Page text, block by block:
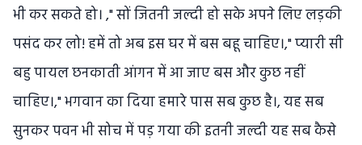
भी कर सकते हो। ," सों जितनी जल्दी हो सके अपने लिए लड़की
पसंद कर लो! हमें तो अब इस घर में बस बहू चाहिए।," प्यारी सी
बहु पायल छनकाती आंगन में आ जाए बस और कुछ नहीं
चाहिए।," भगवान का दिया हमारे पास सब कुछ है।, यह सब
सुनकर पवन भी सोच में पड़ गया की इतनी जल्दी यह सब कैसे